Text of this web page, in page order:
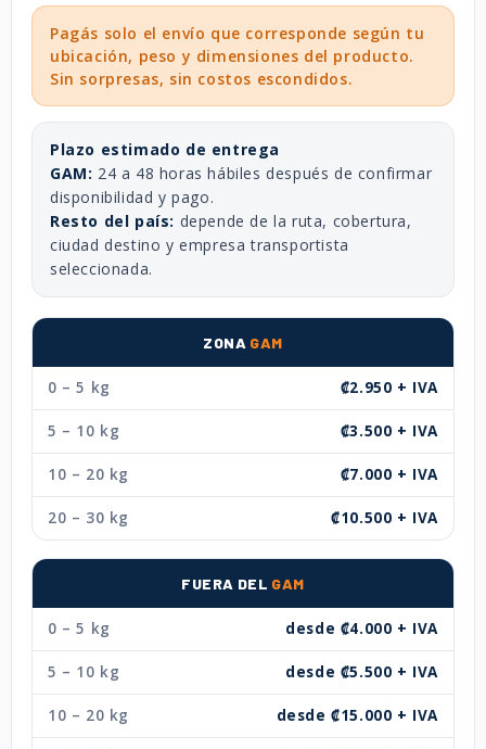
Pagás solo el envío que corresponde según tu
ubicación, peso y dimensiones del producto.
Sin sorpresas, sin costos escondidos.
Plazo estimado de entrega
GAM: 24 a 48 horas hábiles después de confirmar
disponibilidad y pago.
Resto del país: depende de la ruta, cobertura,
ciudad destino y empresa transportista
seleccionada.
ZONA GAM
0 – 5 kg ₡2.950 + IVA
5 – 10 kg ₡3.500 + IVA
10 – 20 kg ₡7.000 + IVA
20 – 30 kg ₡10.500 + IVA
FUERA DEL GAM
0 – 5 kg desde ₡4.000 + IVA
5 – 10 kg desde ₡5.500 + IVA
10 – 20 kg desde ₡15.000 + IVA